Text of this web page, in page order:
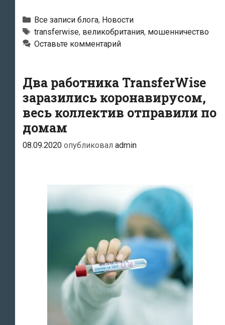
выманил
у
жертвы
евро
от
продажи
Рубрики
Все записи блога, Новости
Тэги
transferwise, великобритания, мошенничество
Оставьте комментарий
Два работника TransferWise
заразились коронавирусом,
весь коллектив отправили по
домам
08.09.2020 опубликовал admin